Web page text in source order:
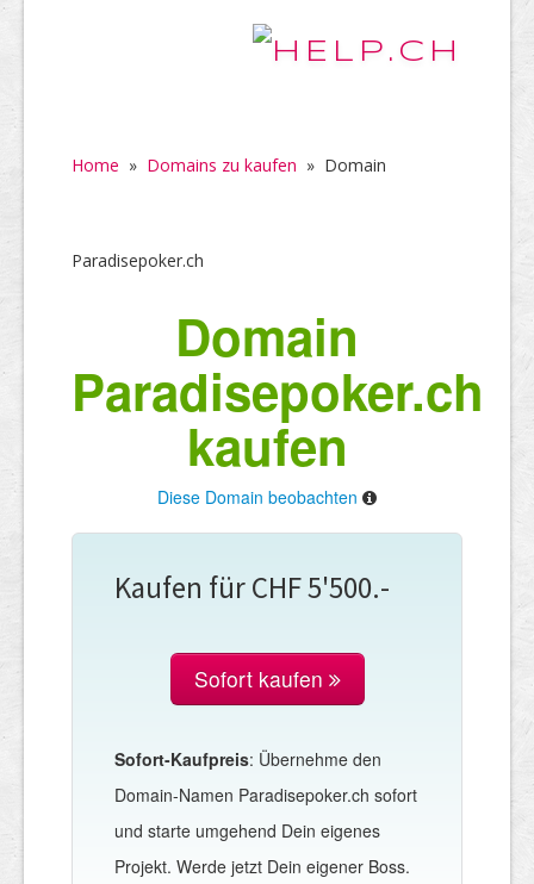
Home » Domains zu kaufen » Domain
Paradisepoker.ch
Domain
Paradisepoker.ch
kaufen
Diese Domain beobachten
Kaufen für CHF 5'500.-
Sofort kaufen
Sofort-Kaufpreis: Übernehme den
Domain-Namen Paradisepoker.ch sofort
und starte umgehend Dein eigenes
Projekt. Werde jetzt Dein eigener Boss.